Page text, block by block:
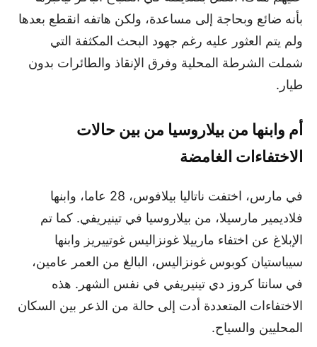
بأنه ضائع وبحاجة إلى مساعدة، ولكن هاتفه انقطع بعدها
ولم يتم العثور عليه رغم جهود البحث المكثفة التي
شملت الشرطة المحلية وفرق الإنقاذ والطائرات بدون
طيار.
أم وابنها من بيلاروسيا من بين حالات
الاختفاءات الغامضة
في مارس، اختفت ناتاليا بيلافوس، 28 عاما، وابنها
فلاديمير مارسيلا، من بيلاروسيا في تينيريفي. كما تم
الإبلاغ عن اختفاء مارييلا غونزاليس غوتييريز وابنها
سيباستيان كوبوس غونزاليس، البالغ من العمر عامين،
في سانتا كروز دي تينيريفي في نفس الشهر. هذه
الاختفاءات المتعددة أدت إلى حالة من الذعر بين السكان
المحليين والسياح.